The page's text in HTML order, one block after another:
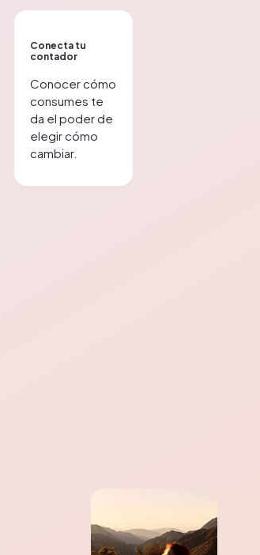
Conecta tu
contador
Conocer cómo
consumes te
da el poder de
elegir cómo
cambiar.